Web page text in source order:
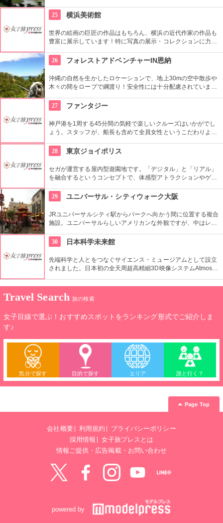
和記念像、慰霊塔などがあります。悲惨な戦争を知り、それを
未来の平和につなげるための学習の場として、また広い芝生で
のレクリエーションの場として親しまれています。
25 横浜美術館
世界の絵画の巨匠の作品はもちろん、横浜の近代作家の作品も
豊富に展示しています！特に写真の展示・コレクションに力を
い！
26 フォレストアドベンチャーIN恩納
沖縄の自然を生かしたロケーションで、地上30mの空中散歩や
木々の間をロープで綱渡り！安全性には十分配慮されています
ることもできますよ！体力に自信がなくても大丈夫です。
27 ファンタジー
神戸港を1周する45分間の気軽で楽しいクルーズはいかがでし
ょう。スタッフが、船長も含めて全員女性というこだわりよう
評があります。数あるクルーズの中でも、空港連絡橋をくぐる
ルートはファンタジーだけ！
28 東京ジョイポリス
セガが運営する屋内型遊園地です。「デジタル」と「リアル」
を融合するというコンセプトで、体感型アトラクションやゲー
29
ユニバーサル・シティウォーク大阪
JRユニバーサルシティ駅からパークへ向かう間に位置する複合
施設。ユニバーサルらしいアメリカンな外観ですが、中はレス
実の空間。随所に置かれるオブジェと写真を撮ったり、大阪ら
しいお土産もゲットできちゃう。
30 日本科学未来館
先端科学と人とをつなぐサイエンス・ミュージアムとして設立
されました。日本初の全天周超高精細3D映像システムAtmosに
れており、これからの未来のことに触れたければ是非。
Travel Search 旅の検索
女子目線で選ぶ！おすすめスポットをランキング形式でご紹介しま
す♪
気分で探す 目的で探す エリア 誰と行く？
Page Top
会社概要 利用規約
プライバシーポリシー
採用情報
女子旅プレスとは
情報ご提供・広告掲載・お問い合わせ
powered by